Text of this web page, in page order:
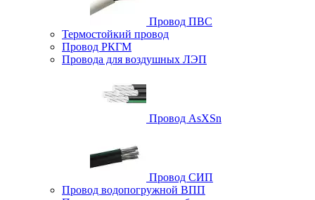
Провод ПВС
Термостойкий провод
Провод РКГМ
Провода для воздушных ЛЭП
Провод AsXSn
Провод СИП
Провод водопогружной ВПП